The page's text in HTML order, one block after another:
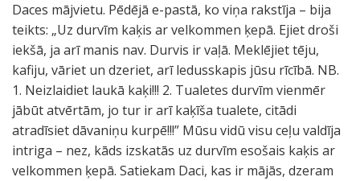
Daces mājvietu. Pēdējā e-pastā, ko viņa rakstīja – bija
teikts: „Uz durvīm kaķis ar velkommen ķepā. Ejiet droši
iekšā, ja arī manis nav. Durvis ir vaļā. Meklējiet tēju,
kafiju, vāriet un dzeriet, arī ledusskapis jūsu rīcībā. NB.
1. Neizlaidiet laukā kaķi!!! 2. Tualetes durvīm vienmēr
jābūt atvērtām, jo tur ir arī kaķīša tualete, citādi
atradīsiet dāvaniņu kurpē!!!” Mūsu vidū visu ceļu valdīja
intriga – nez, kāds izskatās uz durvīm esošais kaķis ar
velkommen ķepā. Satiekam Daci, kas ir mājās, dzeram